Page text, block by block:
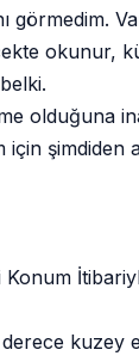
görmedim.
okunur,
olduğuna
için şimdiden
Konum
derece kuzey